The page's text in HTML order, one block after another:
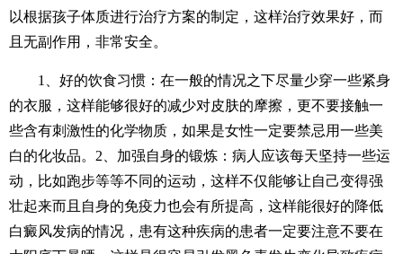
以根据孩子体质进行治疗方案的制定，这样治疗效果好，而
且无副作用，非常安全。
1、好的饮食习惯：在一般的情况之下尽量少穿一些紧身
的衣服，这样能够很好的减少对皮肤的摩擦，更不要接触一
些含有刺激性的化学物质，如果是女性一定要禁忌用一些美
白的化妆品。2、加强自身的锻炼：病人应该每天坚持一些运
动，比如跑步等等不同的运动，这样不仅能够让自己变得强
壮起来而且自身的免疫力也会有所提高，这样能很好的降低
白癜风发病的情况，患有这种疾病的患者一定要注意不要在